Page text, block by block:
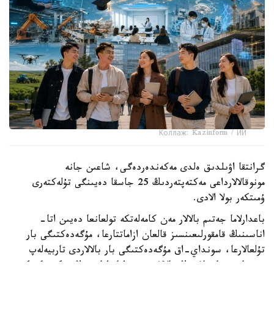
Коллаж: Kazinform / ИИ
گرانتقا اۋىلدىق ەلدى مەكەندەردەگى، شاعىن جانە
مونوقالالارداعى مەكتەپتەردىڭ 25 جاسقا دەيىنگى تۇلەكتەرى
ۇمىتكەر بولا الادى.
باعدارلاما جەتىم بالالار مەن كامەلەتكە تولعانعا دەيىن اتا-
اناسىنىڭ قامقورلىعىنسىز قالعان ازاماتتارعا، مۇگەدەكتىگى بار
تۇلعالارعا، سونداي-اق مۇگەدەكتىگى بار بالالاردى تاربيەلەپ